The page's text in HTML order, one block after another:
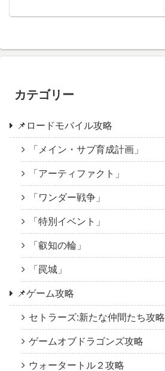
カテゴリー
📌ロードモバイル攻略
「メイン・サブ育成計画」
「アーティファクト」
「ワンダー戦争」
「特別イベント」
「叡知の輪」
「罠城」
📌ゲーム攻略
セトラーズ:新たな仲間たち攻略
ゲームオブドラゴンズ攻略
ウォータートル２攻略